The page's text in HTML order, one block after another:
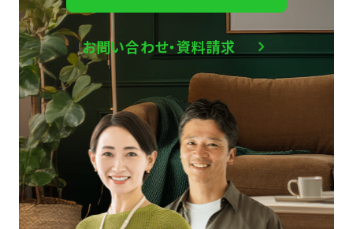
お問い合わせ・資料請求